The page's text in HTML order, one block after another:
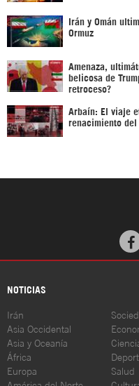
Irán y Omán
Ormuz
Amenaza,
belicosa de
retroceso?
Arbaín: El viaje
renacimiento del
NOTICIAS
Irán
Asia Occidental
Asia y Oceanía
África
Europa
América del Norte
Salud